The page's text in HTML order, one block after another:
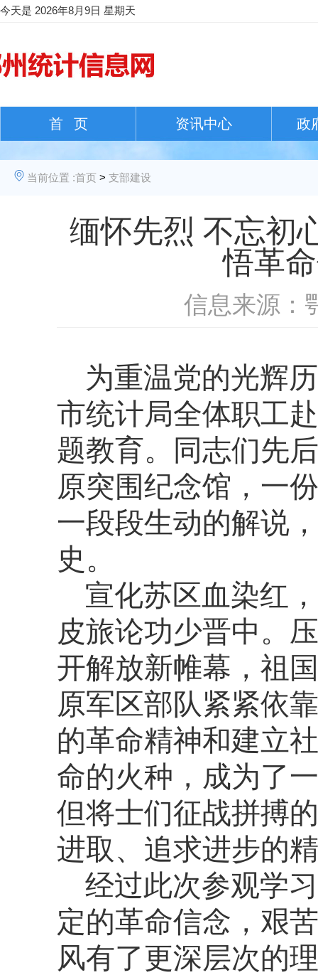
今天是 2026年8月9日 星期天
首 页 资讯中心 政
当前位置 :首页 > 支部建设
缅怀先烈 不忘
悟革
信息来源：
为重温党的光辉
市统计局全体职工
题教育。同志们先
原突围纪念馆，一
一段段生动的解说
史。
宣化苏区血染红
皮旅论功少晋中。
开解放新帷幕，祖
原军区部队紧紧依
的革命精神和建立
命的火种，成为了
但将士们征战拼搏
进取、追求进步的
经过此次参观学
定的革命信念，艰
风有了更深层次的